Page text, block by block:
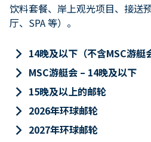
饮料套餐、岸上观光项目、接送
厅、SPA 等）。
keyboard_arrow_right 14晚及以下（不含MSC游艇
keyboard_arrow_right MSC游艇会 – 14晚及以下
keyboard_arrow_right 15晚及以上的邮轮
keyboard_arrow_right 2026年环球邮轮
keyboard_arrow_right 2027年环球邮轮